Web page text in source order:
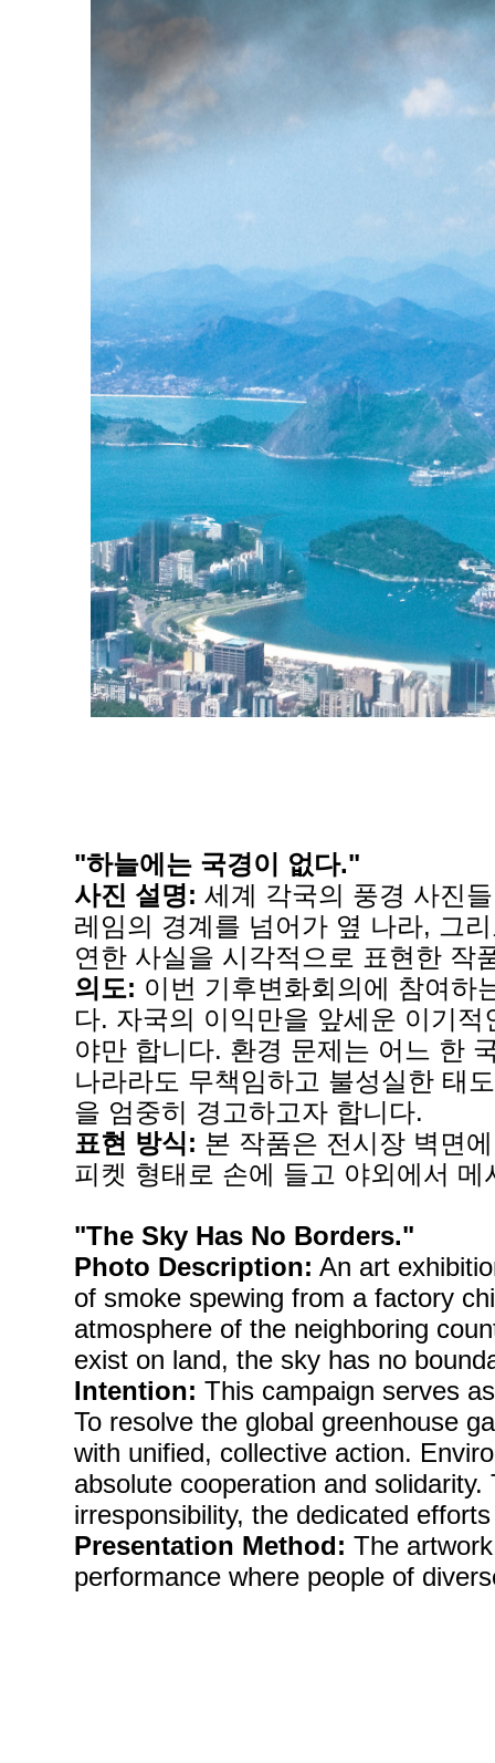
"하늘에는 국경이 없다."
사진 설명: 세계 각국의 풍경 사진
레임의 경계를 넘어가 옆 나라, 그
연한 사실을 시각적으로 표현한 작
의도: 이번 기후변화회의에 참여하
다. 자국의 이익만을 앞세운 이기
야만 합니다. 환경 문제는 어느 한
나라라도 무책임하고 불성실한 태
을 엄중히 경고하고자 합니다.
표현 방식: 본 작품은 전시장 벽면
피켓 형태로 손에 들고 야외에서
"The Sky Has No Borders."
Photo Description: An art
of smoke spewing from a factory
atmosphere of the neighboring
exist on land, the sky has no
Intention: This campaign serves
To resolve the global greenhouse
with unified, collective action.
absolute cooperation and
irresponsibility, the dedicated
Presentation Method: The
performance where people of